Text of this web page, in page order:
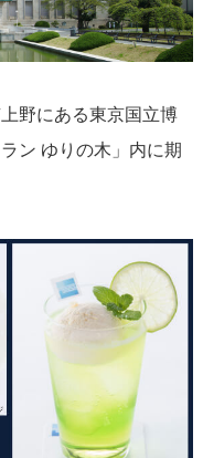
野にある東京国立博
ン ゆりの木」内に期